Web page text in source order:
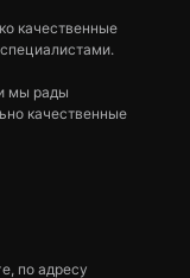
качественные
мы рады
качественные
по адресу